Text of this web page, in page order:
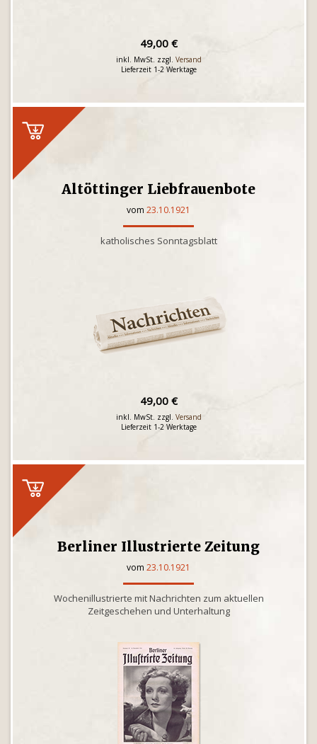
49,00 €
inkl. MwSt. zzgl. Versand
Lieferzeit 1-2 Werktage
Altöttinger Liebfrauenbote
vom 23.10.1921
katholisches Sonntagsblatt
49,00 €
inkl. MwSt. zzgl. Versand
Lieferzeit 1-2 Werktage
Berliner Illustrierte Zeitung
vom 23.10.1921
Wochenillustrierte mit Nachrichten zum aktuellen
Zeitgeschehen und Unterhaltung